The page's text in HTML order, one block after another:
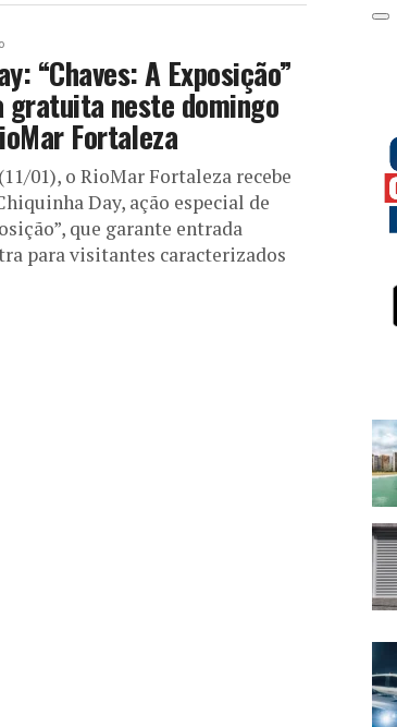
“Chaves: A Exposição”
neste domingo
Fortaleza
01), o RioMar Fortaleza recebe
Day, ação especial de
que garante entrada
para visitantes caracterizados